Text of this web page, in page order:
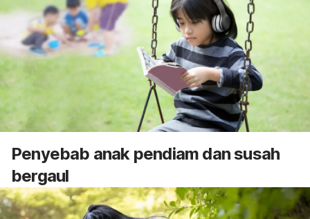
Penyebab anak pendiam dan susah
bergaul